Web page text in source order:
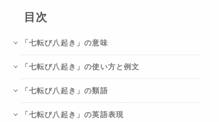
目次
「七転び八起き」の意味
「七転び八起き」の使い方と例文
「七転び八起き」の類語
「七転び八起き」の英語表現